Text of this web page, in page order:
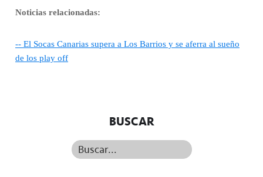
Noticias relacionadas:
-- El Socas Canarias supera a Los Barrios y se aferra al sueño
de los play off
BUSCAR
Buscar...